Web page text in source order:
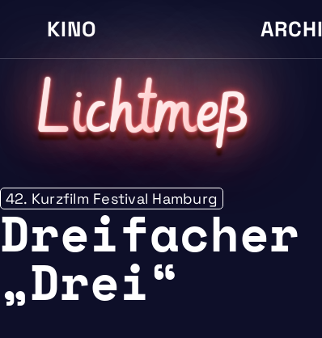
KINO
Lichtmeß
42. Kurzfilm Festival Hamburg
Dreifacher
„Drei“